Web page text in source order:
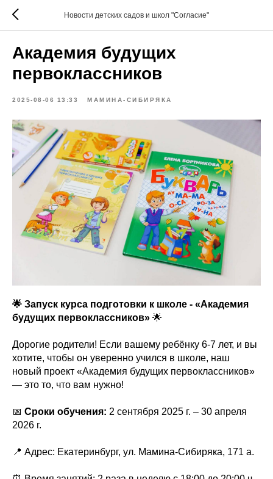
Новости детских садов и школ "Согласие"
Академия будущих
первоклассников
2025-08-06 13:33 МАМИНА-СИБИРЯКА
🌟 Запуск курса подготовки к школе - «Академия
будущих первоклассников» 🌟
Дорогие родители! Если вашему ребёнку 6-7 лет, и вы
хотите, чтобы он уверенно учился в школе, наш
новый проект «Академия будущих первоклассников»
— это то, что вам нужно!
📅 Сроки обучения: 2 сентября 2025 г. – 30 апреля
2026 г.
📍 Адрес: Екатеринбург, ул. Мамина-Сибиряка, 171 а.